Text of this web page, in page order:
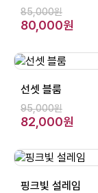
85,000원
80,000원
선셋 블룸
95,000원
82,000원
핑크빛 설레임